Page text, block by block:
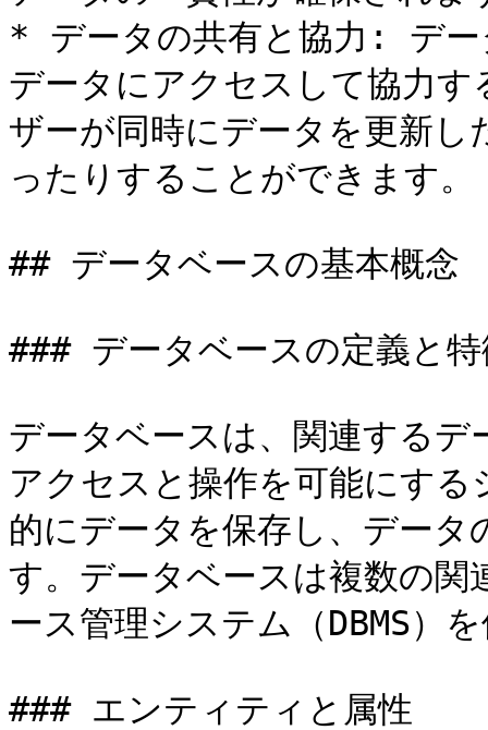
* データの共有と協力: デー
データにアクセスして協力
ザーが同時にデータを更新
ったりすることができます。
## データベースの基本概念
### データベースの定義と特
データベースは、関連するデ
アクセスと操作を可能にす
的にデータを保存し、デー
す。データベースは複数の関
ース管理システム（DBMS）
### エンティティと属性